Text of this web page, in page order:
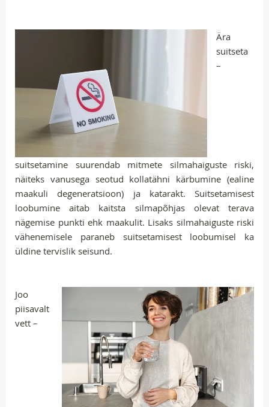
Ära
suitseta
–
suitsetamine suurendab mitmete silmahaiguste riski,
näiteks vanusega seotud kollatähni kärbumine (ealine
maakuli degeneratsioon) ja katarakt. Suitsetamisest
loobumine aitab kaitsta silmapõhjas olevat terava
nägemise punkti ehk maakulit. Lisaks silmahaiguste riski
vähenemisele paraneb suitsetamisest loobumisel ka
üldine tervislik seisund.
Joo
piisavalt
vett –